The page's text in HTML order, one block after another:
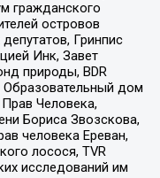
гражданского
островов
Гринпис
Инк, Завет
природы, BDR
Образовательный дом
Человека,
Бориса Звозскова,
человека Ереван,
лосося, TVR
исследований им